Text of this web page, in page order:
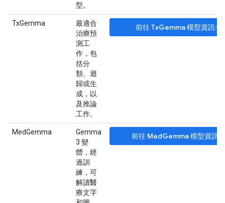
型。
TxGemma
最適合
治療預
測工
作，包
括分
類、迴
歸或生
成，以
及推論
工作。
前往 TxGemma 模型資訊卡
MedGemma
Gemma
3 變
體，經
過訓
練，可
解讀醫
療文字
前往 MedGemma 模型資訊卡